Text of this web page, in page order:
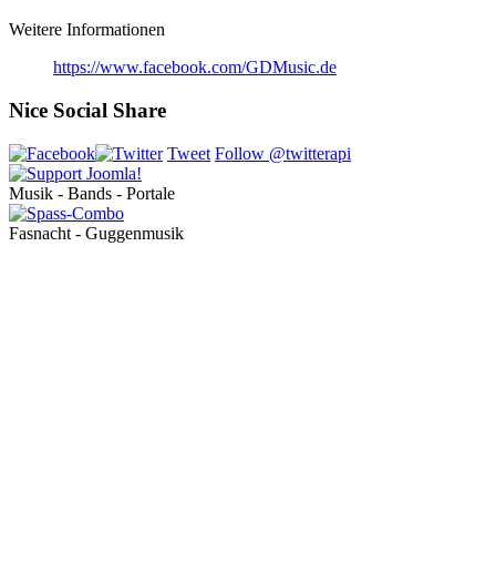
Weitere Informationen
https://www.facebook.com/GDMusic.de
Nice Social Share
Tweet Follow @twitterapi
Musik - Bands - Portale
Fasnacht - Guggenmusik